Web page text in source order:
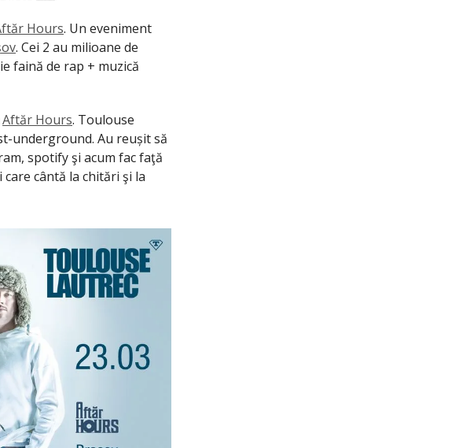
Hours. Un eveniment
. Cei 2 au milioane de
faină de rap + muzică
Aftăr Hours. Toulouse
underground. Au reușit să
spotify şi acum fac faţă
cântă la chitări şi la